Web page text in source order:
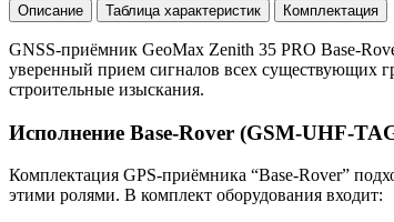
Описание
Таблица характеристик Комплектация
GNSS-приёмник GeoMax Zenith 35 PRO Base-
уверенный прием сигналов всех существующих
строительные изыскания.
Исполнение Base-Rover (GSM-UHF-
Комплектация GPS-приёмника “Base-Rover”
этими ролями. В комплект оборудования входит: